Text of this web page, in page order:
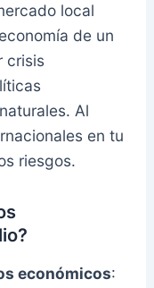
local
de un
crisis
Al
en tu
riesgos.
económicos: